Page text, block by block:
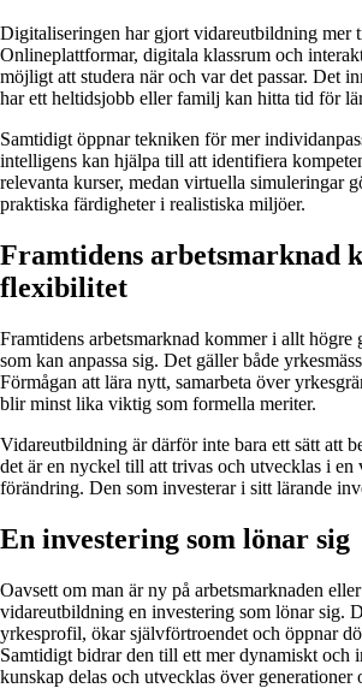
Digitaliseringen har gjort vidareutbildning mer
Onlineplattformar, digitala klassrum och
möjligt att studera när och var det passar. Det
har ett heltidsjobb eller familj kan hitta tid för
Samtidigt öppnar tekniken för mer
intelligens kan hjälpa till att identifiera
relevanta kurser, medan virtuella simuleringar
praktiska färdigheter i realistiska miljöer.
Framtidens arbetsmarknad
flexibilitet
Framtidens arbetsmarknad kommer i allt högre
som kan anpassa sig. Det gäller både
Förmågan att lära nytt, samarbeta över
blir minst lika viktig som formella meriter.
Vidareutbildning är därför inte bara ett sätt att
det är en nyckel till att trivas och utvecklas i en
förändring. Den som investerar i sitt lärande
En investering som lönar sig
Oavsett om man är ny på arbetsmarknaden
vidareutbildning en investering som lönar sig.
yrkesprofil, ökar självförtroendet och öppnar
Samtidigt bidrar den till ett mer dynamiskt och
kunskap delas och utvecklas över generationer